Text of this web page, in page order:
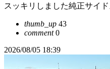
スッキリしました純正サイ
thumb_up 43
comment0
2026/08/05 18:39